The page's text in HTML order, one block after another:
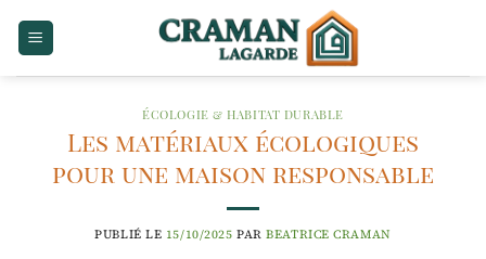
ÉCOLOGIE & HABITAT DURABLE
Les matériaux écologiques
pour une maison responsable
PUBLIÉ LE 15/10/2025 PARBEATRICE CRAMAN